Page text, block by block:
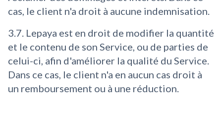
cas, le client n'a droit à aucune indemnisation.
3.7. Lepaya est en droit de modifier la quantité
et le contenu de son Service, ou de parties de
celui-ci, afin d'améliorer la qualité du Service.
Dans ce cas, le client n'a en aucun cas droit à
un remboursement ou à une réduction.